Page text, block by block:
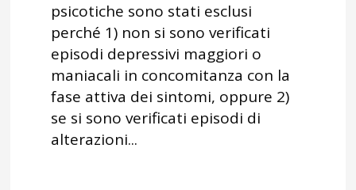
psicotiche sono stati esclusi
perché 1) non si sono verificati
episodi depressivi maggiori o
maniacali in concomitanza con la
fase attiva dei sintomi, oppure 2)
se si sono verificati episodi di
alterazioni...